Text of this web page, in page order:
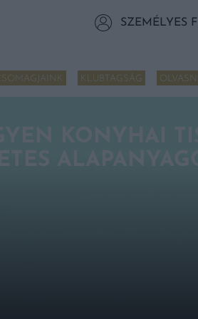
SZEMÉLYES
KLUBTAGSÁG
KONYHAI